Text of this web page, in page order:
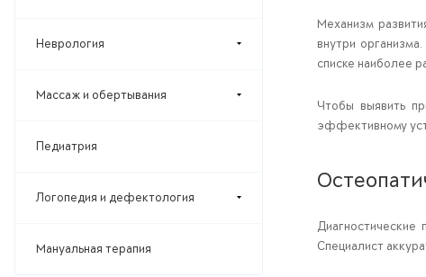
Неврология
Массаж и обертывания
Педиатрия
Логопедия и дефектология
Мануальная терапия
Механизм
внутри
списке наиболее
Чтобы выявить
эффективному
Специалист